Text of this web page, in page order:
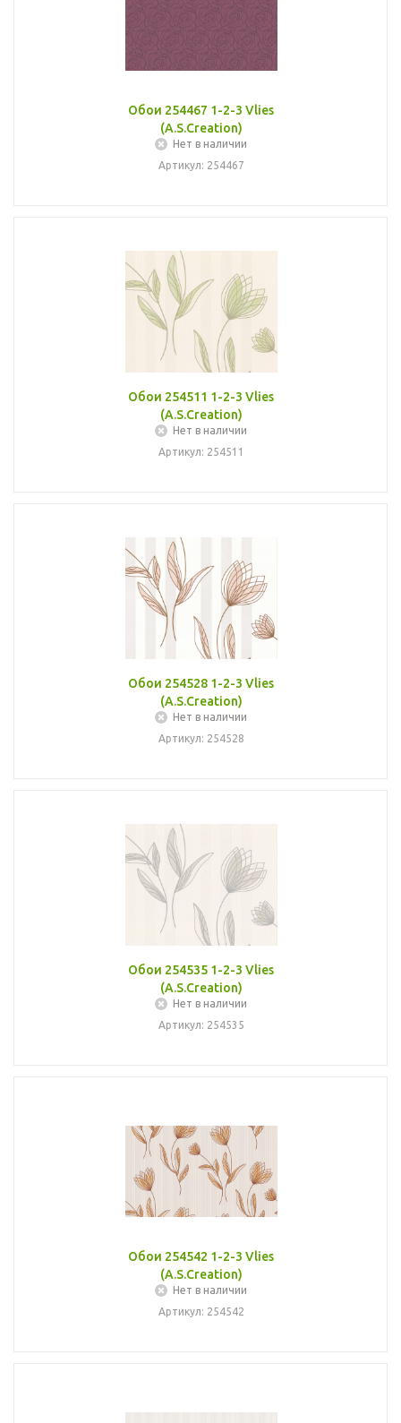
Обои 254467 1-2-3 Vlies
(A.S.Creation)
Нет в наличии
Артикул: 254467
Обои 254511 1-2-3 Vlies
(A.S.Creation)
Нет в наличии
Артикул: 254511
Обои 254528 1-2-3 Vlies
(A.S.Creation)
Нет в наличии
Артикул: 254528
Обои 254535 1-2-3 Vlies
(A.S.Creation)
Нет в наличии
Артикул: 254535
Обои 254542 1-2-3 Vlies
(A.S.Creation)
Нет в наличии
Артикул: 254542